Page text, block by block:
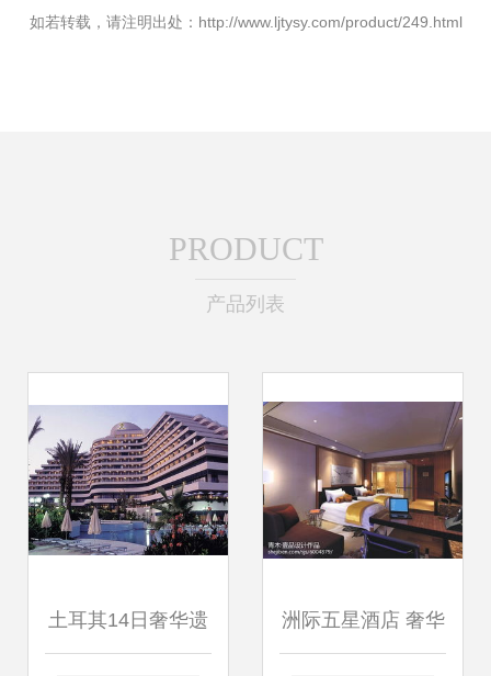
如若转载，请注明出处：http://www.ljtysy.com/product/249.html
PRODUCT
产品列表
土耳其14日奢华遗 洲际五星酒店 奢华